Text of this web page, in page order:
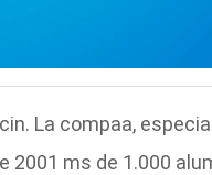
La compaa,
2001 ms de 1.000